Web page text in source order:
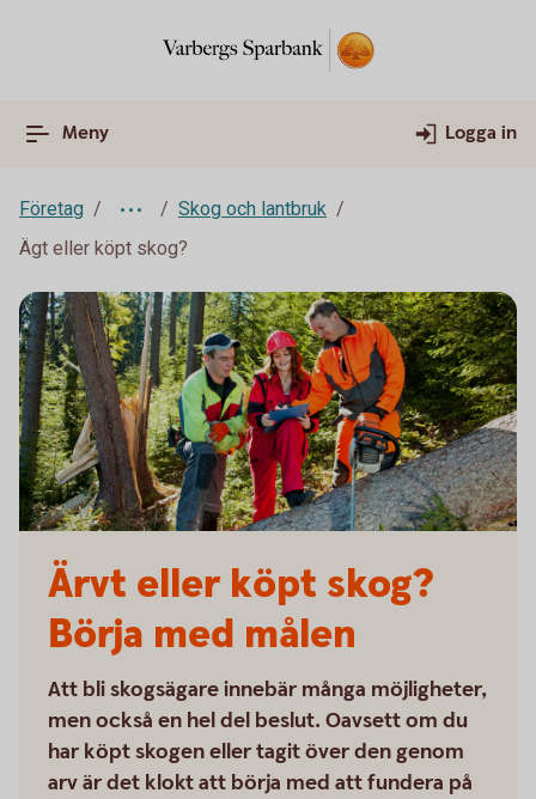
Meny Logga in
Företag
Skog och lantbruk
Ägt eller köpt skog?
Ärvt eller köpt skog?
Börja med målen
Att bli skogsägare innebär många möjligheter,
men också en hel del beslut. Oavsett om du
har köpt skogen eller tagit över den genom
arv är det klokt att börja med att fundera på